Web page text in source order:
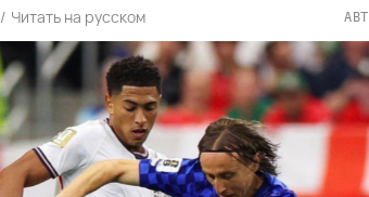
/ Читать на русском